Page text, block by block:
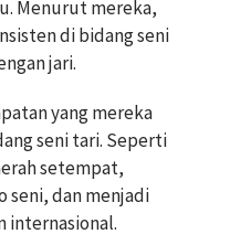
Menurut mereka,
di bidang seni
jari.
yang mereka
seni tari. Seperti
setempat,
seni, dan menjadi
internasional.